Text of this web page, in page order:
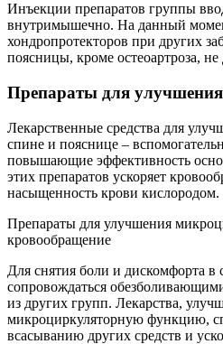
Инъекции препаратов группы
внутримышечно. На данный
хондропротекторов при других
поясницы, кроме остеоартроза, не
Препараты для
Лекарственные средства для
спине и пояснице –
повышающие эффективность
этих препаратов ускоряет
насыщенность крови кислородом.
Препараты для улучшения
кровообращение
Для снятия боли и дискомфорта
сопровождаться
из других групп. Лекарства,
микроциркуляторную функцию,
всасыванию других средств и